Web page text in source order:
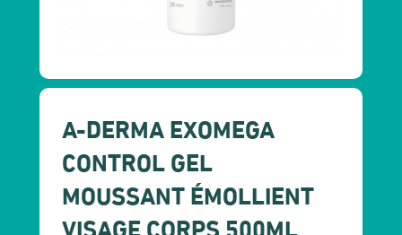
A-DERMA EXOMEGA
CONTROL GEL
MOUSSANT ÉMOLLIENT
VISAGE CORPS 500ML